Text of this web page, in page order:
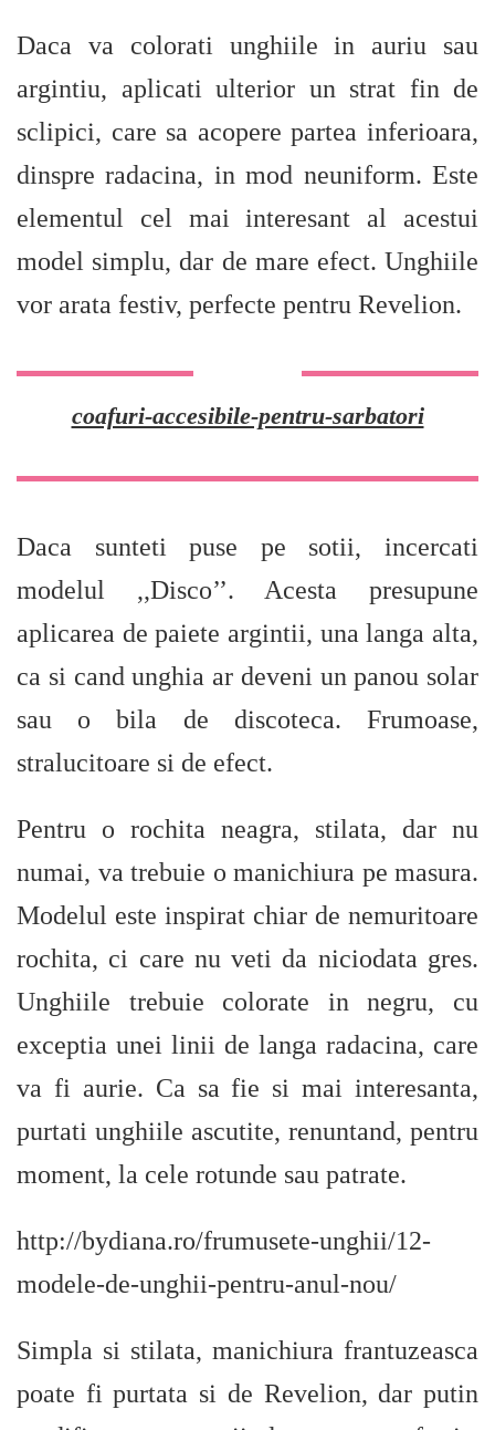
Daca va colorati unghiile in auriu sau
argintiu, aplicati ulterior un strat fin de
sclipici, care sa acopere partea inferioara,
dinspre radacina, in mod neuniform. Este
elementul cel mai interesant al acestui
model simplu, dar de mare efect. Unghiile
vor arata festiv, perfecte pentru Revelion.
coafuri-accesibile-pentru-sarbatori
Daca sunteti puse pe sotii, incercati
modelul ,,Disco’’. Acesta presupune
aplicarea de paiete argintii, una langa alta,
ca si cand unghia ar deveni un panou solar
sau o bila de discoteca. Frumoase,
stralucitoare si de efect.
Pentru o rochita neagra, stilata, dar nu
numai, va trebuie o manichiura pe masura.
Modelul este inspirat chiar de nemuritoare
rochita, ci care nu veti da niciodata gres.
Unghiile trebuie colorate in negru, cu
exceptia unei linii de langa radacina, care
va fi aurie. Ca sa fie si mai interesanta,
purtati unghiile ascutite, renuntand, pentru
moment, la cele rotunde sau patrate.
http://bydiana.ro/frumusete-unghii/12-
modele-de-unghii-pentru-anul-nou/
Simpla si stilata, manichiura frantuzeasca
poate fi purtata si de Revelion, dar putin